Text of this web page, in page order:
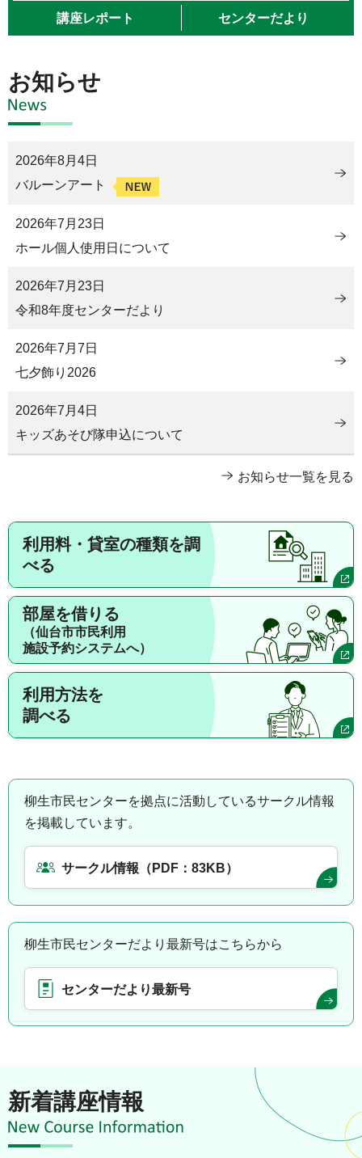
講座レポート センターだより
お知らせ
2026年8月4日
バルーンアート
2026年7月23日
ホール個人使用日について
2026年7月23日
令和8年度センターだより
2026年7月7日
七夕飾り2026
2026年7月4日
キッズあそび隊申込について
お知らせ一覧を見る
利用料・貸室の種類を調
べる
部屋を借りる
（仙台市市民利用
施設予約システムへ）
利用方法を
調べる
柳生市民センターを拠点に活動しているサークル情報
を掲載しています。
サークル情報（PDF：83KB）
柳生市民センターだより最新号はこちらから
センターだより最新号
新着講座情報